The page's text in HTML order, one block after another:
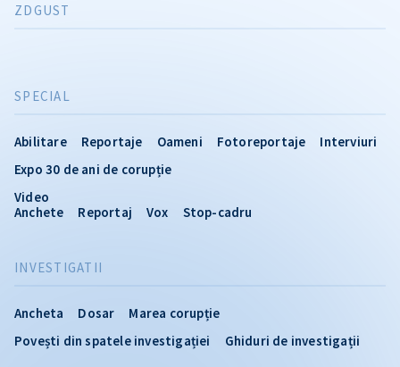
INVESTIGATII
Ancheta Dosar
Marea corupție
Povești din spatele investigației
Ghiduri de investigații
SPECIAL
Abilitare Reportaje Oameni Fotoreportaje
Interviuri
Expo 30 de ani de corupție
Video
Anchete
Reportaj Vox Stop-cadru
ZDGUST